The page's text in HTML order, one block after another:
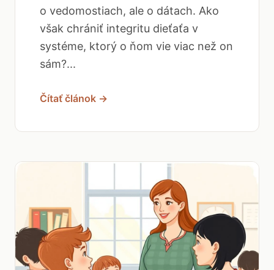
o vedomostiach, ale o dátach. Ako
však chrániť integritu dieťaťa v
systéme, ktorý o ňom vie viac než on
sám?...
Čítať článok →